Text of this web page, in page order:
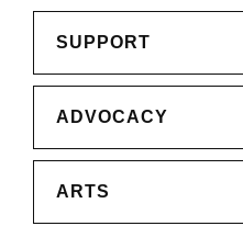
SUPPORT
ADVOCACY
ARTS